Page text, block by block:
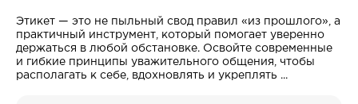
Этикет — это не пыльный свод правил «из прошлого», а
практичный инструмент, который помогает уверенно
держаться в любой обстановке. Освойте современные
и гибкие принципы уважительного общения, чтобы
располагать к себе, вдохновлять и укреплять ...